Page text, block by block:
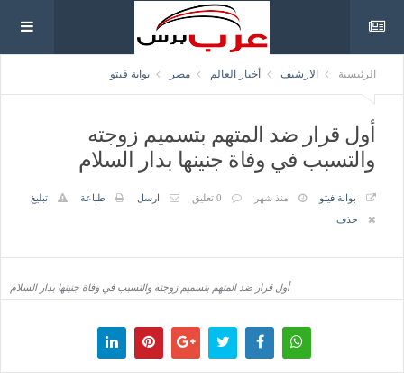
الرئيسية الارشيف أخبار العالم مصر بوابة فيتو
أول قرار ضد المتهم بتسميم زوجته
والتسبب في وفاة جنينها بدار السلام
بوابة فيتو منذ شهر 0 تعليق ارسل طباعة
تبليغ
حذف
أول قرار ضد المتهم بتسميم زوجته والتسبب في وفاة جنينها بدار السلام